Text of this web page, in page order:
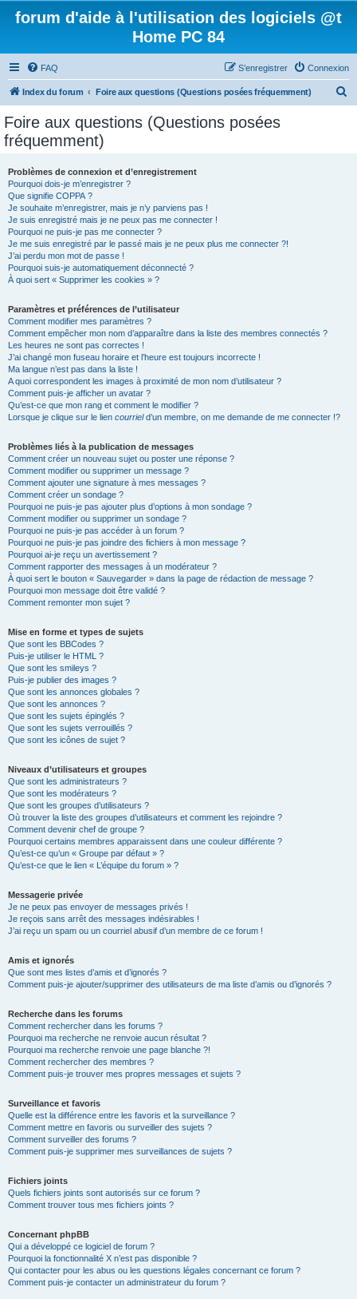
forum d'aide à l'utilisation des logiciels @t
Home PC 84
FAQ Connexion
S’enregistrer
Index du forum Foire aux questions (Questions posées fréquemment)
Foire aux questions (Questions posées
fréquemment)
Problèmes de connexion et d’enregistrement
Pourquoi dois-je m’enregistrer ?
Que signifie COPPA ?
Je souhaite m’enregistrer, mais je n’y parviens pas !
Je suis enregistré mais je ne peux pas me connecter !
Pourquoi ne puis-je pas me connecter ?
Je me suis enregistré par le passé mais je ne peux plus me connecter ?!
J’ai perdu mon mot de passe !
Pourquoi suis-je automatiquement déconnecté ?
À quoi sert « Supprimer les cookies » ?
Paramètres et préférences de l’utilisateur
Comment modifier mes paramètres ?
Comment empêcher mon nom d’apparaître dans la liste des membres connectés ?
Les heures ne sont pas correctes !
J’ai changé mon fuseau horaire et l’heure est toujours incorrecte !
Ma langue n’est pas dans la liste !
A quoi correspondent les images à proximité de mon nom d’utilisateur ?
Comment puis-je afficher un avatar ?
Qu’est-ce que mon rang et comment le modifier ?
Lorsque je clique sur le lien courrield’un membre, on me demande de me connecter !?
Problèmes liés à la publication de messages
Comment créer un nouveau sujet ou poster une réponse ?
Comment modifier ou supprimer un message ?
Comment ajouter une signature à mes messages ?
Comment créer un sondage ?
Pourquoi ne puis-je pas ajouter plus d’options à mon sondage ?
Comment modifier ou supprimer un sondage ?
Pourquoi ne puis-je pas accéder à un forum ?
Pourquoi ne puis-je pas joindre des fichiers à mon message ?
Pourquoi ai-je reçu un avertissement ?
Comment rapporter des messages à un modérateur ?
À quoi sert le bouton « Sauvegarder » dans la page de rédaction de message ?
Pourquoi mon message doit être validé ?
Comment remonter mon sujet ?
Mise en forme et types de sujets
Que sont les BBCodes ?
Puis-je utiliser le HTML ?
Que sont les smileys ?
Puis-je publier des images ?
Que sont les annonces globales ?
Que sont les annonces ?
Que sont les sujets épinglés ?
Que sont les sujets verrouillés ?
Que sont les icônes de sujet ?
Niveaux d’utilisateurs et groupes
Que sont les administrateurs ?
Que sont les modérateurs ?
Que sont les groupes d’utilisateurs ?
Où trouver la liste des groupes d’utilisateurs et comment les rejoindre ?
Comment devenir chef de groupe ?
Pourquoi certains membres apparaissent dans une couleur différente ?
Qu’est-ce qu’un « Groupe par défaut » ?
Qu’est-ce que le lien « L’équipe du forum » ?
Messagerie privée
Je ne peux pas envoyer de messages privés !
Je reçois sans arrêt des messages indésirables !
J’ai reçu un spam ou un courriel abusif d’un membre de ce forum !
Amis et ignorés
Que sont mes listes d’amis et d’ignorés ?
Comment puis-je ajouter/supprimer des utilisateurs de ma liste d’amis ou d’ignorés ?
Recherche dans les forums
Comment rechercher dans les forums ?
Pourquoi ma recherche ne renvoie aucun résultat ?
Pourquoi ma recherche renvoie une page blanche ?!
Comment rechercher des membres ?
Comment puis-je trouver mes propres messages et sujets ?
Surveillance et favoris
Quelle est la différence entre les favoris et la surveillance ?
Comment mettre en favoris ou surveiller des sujets ?
Comment surveiller des forums ?
Comment puis-je supprimer mes surveillances de sujets ?
Fichiers joints
Quels fichiers joints sont autorisés sur ce forum ?
Comment trouver tous mes fichiers joints ?
Concernant phpBB
Qui a développé ce logiciel de forum ?
Pourquoi la fonctionnalité X n’est pas disponible ?
Qui contacter pour les abus ou les questions légales concernant ce forum ?
Comment puis-je contacter un administrateur du forum ?